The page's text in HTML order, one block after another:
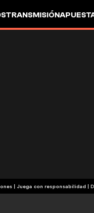
TRANSMISIÓN
Condiciones | Juega con responsabilidad |